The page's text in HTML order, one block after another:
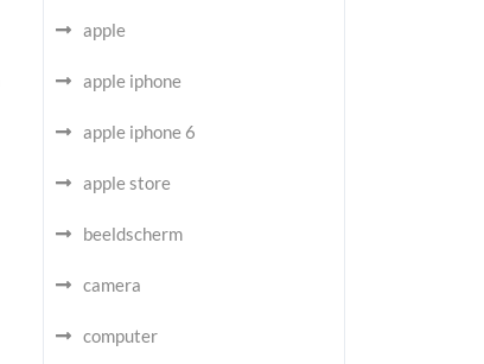
apple
apple iphone
apple iphone 6
apple store
beeldscherm
camera
computer